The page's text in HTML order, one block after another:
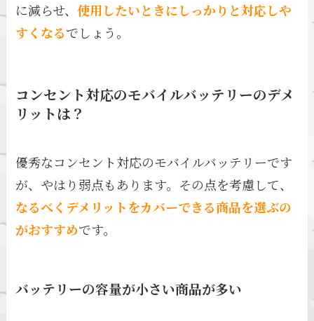
に減らせ、使用したいときにしっかりと対応しや
すくなるでしょう。
コンセント対応のモバイルバッテリーのデメ
リットは？
優秀なコンセント対応のモバイルバッテリーです
が、やはり弱点もあります。その点を考慮して、
なるべくデメリットをカバーできる商品を選ぶの
がおすすめです。
バッテリーの容量が小さい商品が多い